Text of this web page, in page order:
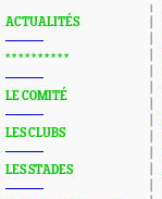
ACTUALITÉS
* * * * * * * * * *
LE COMITÉ
LES CLUBS
LES STADES